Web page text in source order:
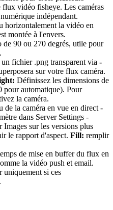
flux vidéo fisheye. Les caméras
indépendant.
horizontalement la vidéo en
montée à l'envers.
de 90 ou 270 degrés, utile pour
fichier .png transparent via -
sur votre flux caméra.
Définissez les dimensions de
pour automatique). Pour
la caméra.
de la caméra en vue en direct -
dans Server Settings -
sur les versions plus
le rapport d'aspect. Fill: remplir
de mise en buffer du flux en
la vidéo push et email.
si ces